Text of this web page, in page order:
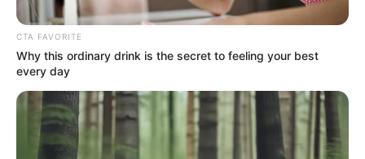
FIESTAS DE SAN PEDRO EN
EL HUILA
El Huila se tomó Bogotá
con el lanzamiento del 65º
Festival del Bambuco en
San Juan y San Pedro
CTA FAVORITE
Why this ordinary drink is the secret to feeling your best
every day